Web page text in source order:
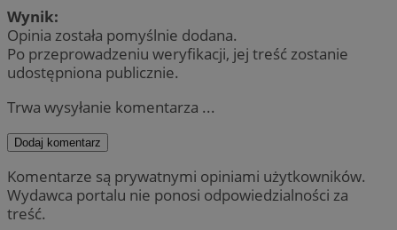
Wynik:
Opinia została pomyślnie dodana.
Po przeprowadzeniu weryfikacji, jej treść zostanie
udostępniona publicznie.
Trwa wysyłanie komentarza ...
Dodaj komentarz
Komentarze są prywatnymi opiniami użytkowników.
Wydawca portalu nie ponosi odpowiedzialności za
treść.